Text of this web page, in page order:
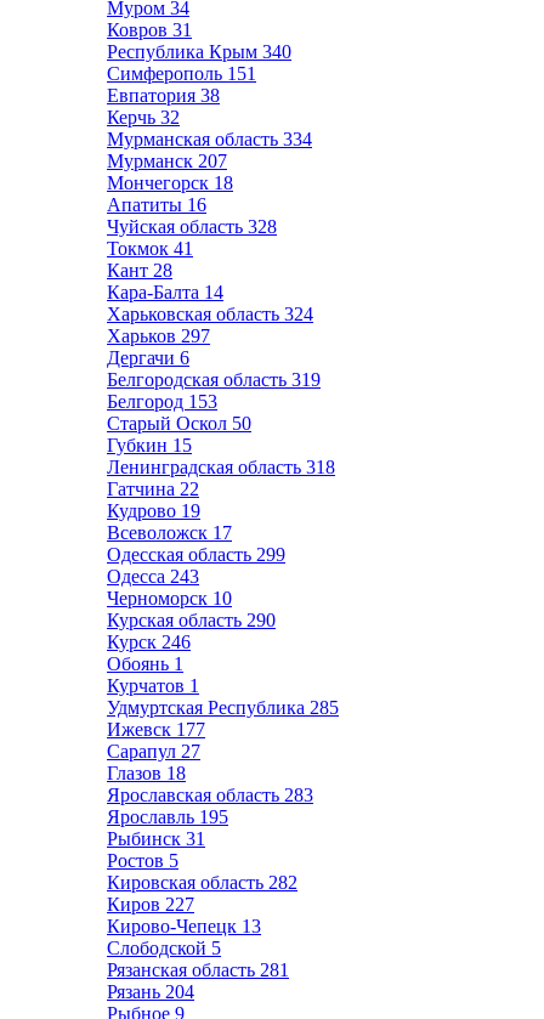
Муром 34
Ковров 31
Республика Крым 340
Симферополь 151
Евпатория 38
Керчь 32
Мурманская область 334
Мурманск 207
Мончегорск 18
Апатиты 16
Чуйская область 328
Токмок 41
Кант 28
Кара-Балта 14
Харьковская область 324
Харьков 297
Дергачи 6
Белгородская область 319
Белгород 153
Старый Оскол 50
Губкин 15
Ленинградская область 318
Гатчина 22
Кудрово 19
Всеволожск 17
Одесская область 299
Одесса 243
Черноморск 10
Курская область 290
Курск 246
Обоянь 1
Курчатов 1
Удмуртская Республика 285
Ижевск 177
Сарапул 27
Глазов 18
Ярославская область 283
Ярославль 195
Рыбинск 31
Ростов 5
Кировская область 282
Киров 227
Кирово-Чепецк 13
Слободской 5
Рязанская область 281
Рязань 204
Рыбное 9